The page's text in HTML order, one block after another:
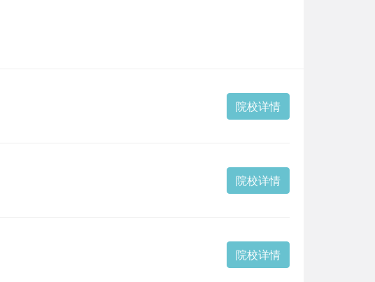
院校详情
院校详情
院校详情